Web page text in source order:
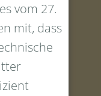
vom 27.
mit, dass